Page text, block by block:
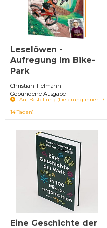
Leselöwen -
Aufregung im Bike-
Park
Christian Tielmann
Gebundene Ausgabe
Auf Bestellung (Lieferung innert 7-
14 Tagen)
Eine Geschichte der